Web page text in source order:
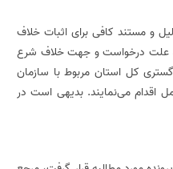
477 قانون مذکور در صورتی که دلیل و مستند کافی برای اثبات خلاف
علت درخواست و جهت خلاف شرع
کل استان مربوط با سازمان
مذکور درخواست متقاضی را بررسی و طبق ماده 4 این دستورالعمل اقدام‌‌‌ می‌نمایند. بدیهی است در